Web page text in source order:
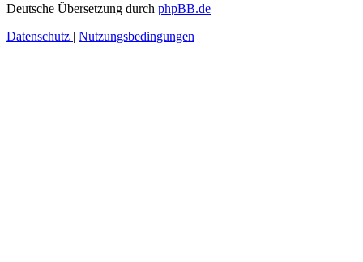
Deutsche Übersetzung durch phpBB.de
Datenschutz | Nutzungsbedingungen